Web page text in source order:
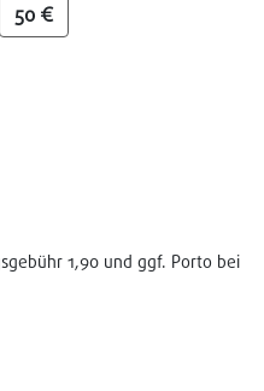
50 €
1,90 und ggf. Porto bei